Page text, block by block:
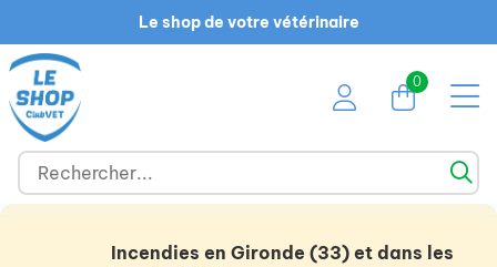
Le shop de votre vétérinaire
0
Incendies en Gironde (33) et dans les